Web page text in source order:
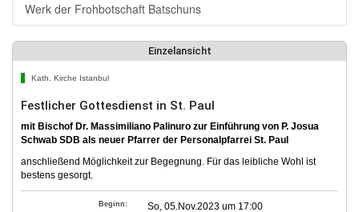
Werk der Frohbotschaft Batschuns
Einzelansicht
Kath. Kirche Istanbul
Festlicher Gottesdienst in St. Paul
mit Bischof Dr. Massimiliano Palinuro zur Einführung von P. Josua
Schwab SDB als neuer Pfarrer der Personalpfarrei St. Paul
anschließend Möglichkeit zur Begegnung. Für das leibliche Wohl ist
bestens gesorgt.
Beginn: So, 05.Nov.2023 um 17:00